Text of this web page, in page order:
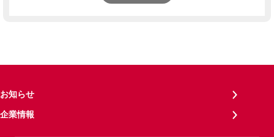
お知らせ
企業情報